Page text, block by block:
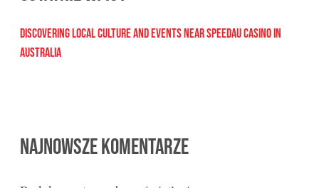
Discovering Local Culture and Events Near Speedau Casino in
Australia
Najnowsze komentarze